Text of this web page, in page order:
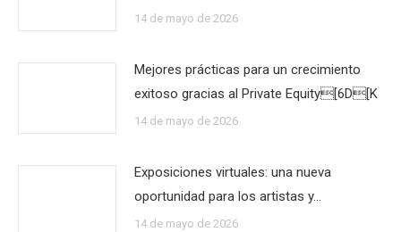
14 de mayo de 2026
Mejores prácticas para un crecimiento
exitoso gracias al Private Equity[6D[K
14 de mayo de 2026
Exposiciones virtuales: una nueva
oportunidad para los artistas y…
14 de mayo de 2026